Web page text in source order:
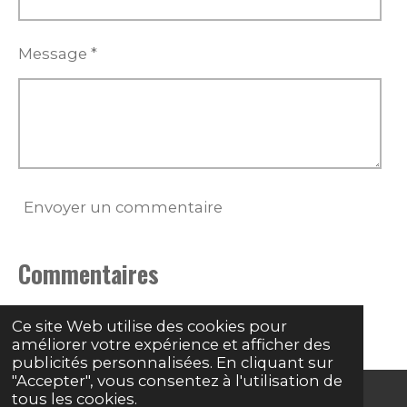
Ce site Web utilise des cookies pour
améliorer votre expérience et afficher des
publicités personnalisées. En cliquant sur
"Accepter", vous consentez à l'utilisation de
tous les cookies.
Message *
Envoyer un commentaire
Commentaires
Il n'y a pas encore de commentaire.